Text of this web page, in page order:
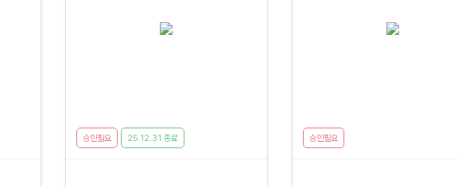
승인필요 25.12.31 종료 승인필요